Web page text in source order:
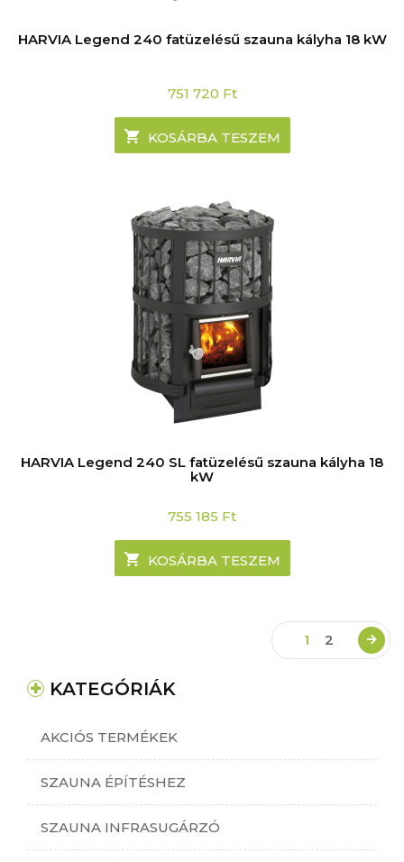
HARVIA Legend 240 fatüzelésű szauna kályha 18 kW
751 720 Ft
KOSÁRBA TESZEM
HARVIA Legend 240 SL fatüzelésű szauna kályha 18
kW
755 185 Ft
KOSÁRBA TESZEM
1 2
KATEGÓRIÁK
AKCIÓS TERMÉKEK
SZAUNA ÉPÍTÉSHEZ
SZAUNA INFRASUGÁRZÓ